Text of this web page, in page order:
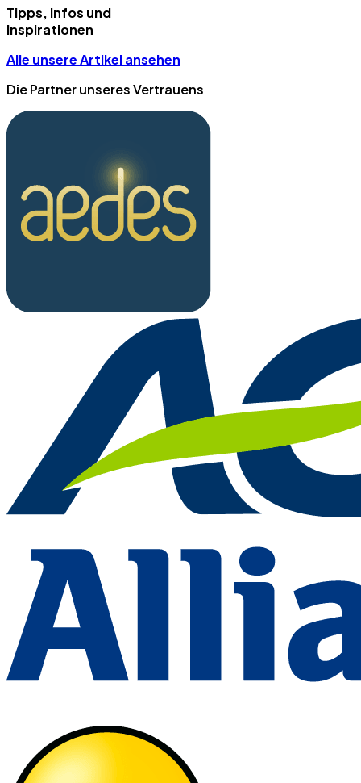
Tipps, Infos und
Inspirationen
Alle unsere Artikel ansehen
Die Partner unseres Vertrauens